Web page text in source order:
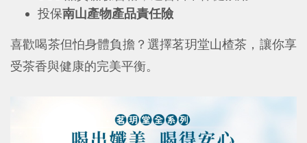
投保南山產物產品責任險
喜歡喝茶但怕身體負擔？選擇茗玥堂山楂茶，讓你享
受茶香與健康的完美平衡。